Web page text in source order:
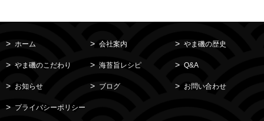
ホーム 会社案内 やま磯の歴史
やま磯のこだわり 海苔旨レシピ Q&A
お知らせ ブログ お問い合わせ
プライバシーポリシー